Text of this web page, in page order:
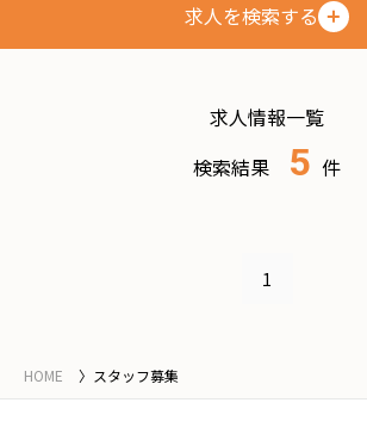
求人を検索する
求人情報一覧
検索結果
5 件
1
HOME スタッフ募集